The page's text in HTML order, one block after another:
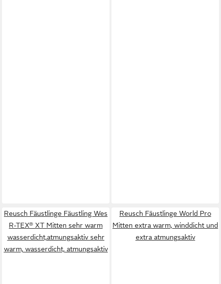
Reusch Fäustlinge Fäustling Wes
R-TEX® XT Mitten sehr warm
wasserdicht,atmungsaktiv sehr
warm, wasserdicht, atmungsaktiv
Reusch Fäustlinge World Pro
Mitten extra warm, winddicht und
extra atmungsaktiv